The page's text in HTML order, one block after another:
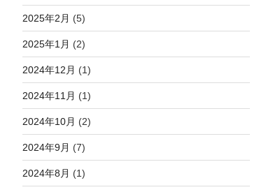
PORTMUX_USART4_
PORTMUX_USART5_ gm )
PORTMUX_USART5_ gm ),
PORTMUX_SPI0_gm ),
PORTMUX_SPI0_gm ),
PORTMUX_SPI0_gm ),
PORTMUX_SPI1 _gm )
2025年2月 (5)
2025年1月 (2)
2024年12月 (1)
2024年11月 (1)
2024年10月 (2)
2024年9月 (7)
2024年8月 (1)